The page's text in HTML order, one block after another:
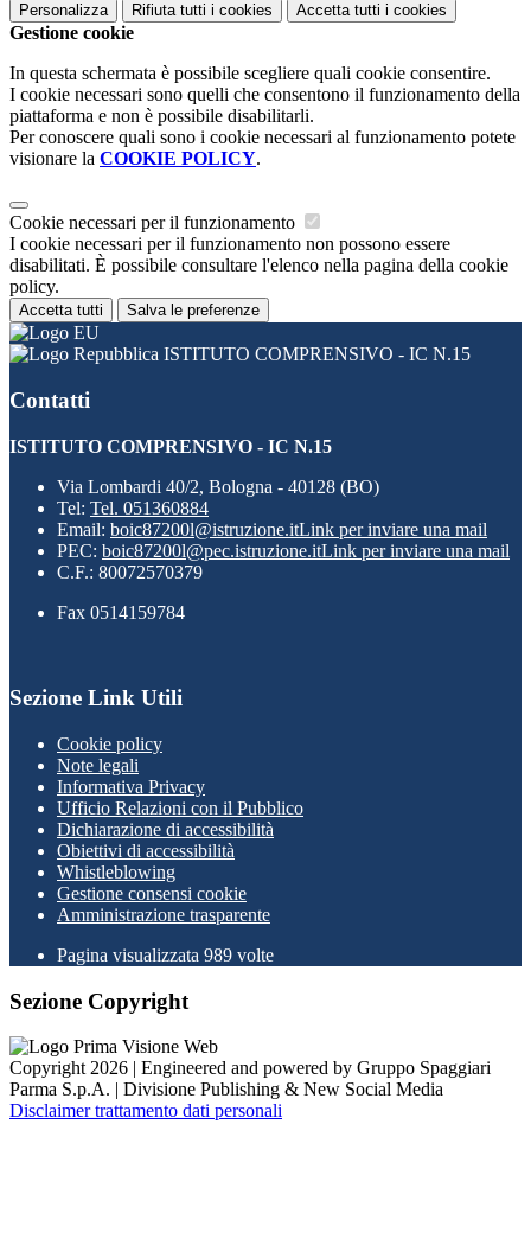
Personalizza Rifiuta tutti i cookies Accetta tutti i cookies
Gestione cookie
In questa schermata è possibile scegliere quali cookie consentire.
I cookie necessari sono quelli che consentono il funzionamento della
piattaforma e non è possibile disabilitarli.
Per conoscere quali sono i cookie necessari al funzionamento potete
visionare la COOKIE POLICY.
Cookie necessari per il funzionamento
I cookie necessari per il funzionamento non possono essere
disabilitati. È possibile consultare l'elenco nella pagina della cookie
policy.
Accetta tutti Salva le preferenze
ISTITUTO COMPRENSIVO - IC N.15
Contatti
ISTITUTO COMPRENSIVO - IC N.15
Via Lombardi 40/2, Bologna - 40128 (BO)
Tel: Tel. 051360884
Email: boic87200l@istruzione.itLink per inviare una mail
PEC: boic87200l@pec.istruzione.itLink per inviare una mail
C.F.: 80072570379
Fax 0514159784
Sezione Link Utili
Cookie policy
Note legali
Informativa Privacy
Ufficio Relazioni con il Pubblico
Dichiarazione di accessibilità
Obiettivi di accessibilità
Whistleblowing
Gestione consensi cookie
Amministrazione trasparente
Pagina visualizzata 989 volte
Sezione Copyright
Copyright 2026 | Engineered and powered by Gruppo Spaggiari
Parma S.p.A. | Divisione Publishing & New Social Media
Disclaimer trattamento dati personali